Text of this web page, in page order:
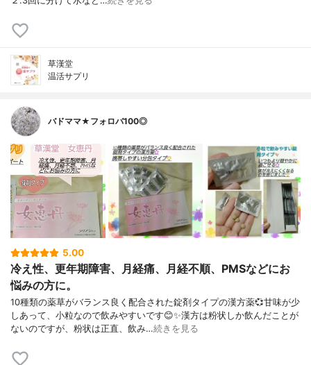
草漢堂
温活サプリ
バドママ★フォロバ100◎
5.00
冷え性、更年期障害、月経痛、月経不順、PMSなどにお
悩みの方に。
10種類の薬草がバランス良く配合された錠剤タイプの漢方薬💞甘味が少
しあって、小粒なので飲みやすいです😊✨漢方は粉状しか飲んだことが
ないのですが、粉状は正直、飲み…続きを見る